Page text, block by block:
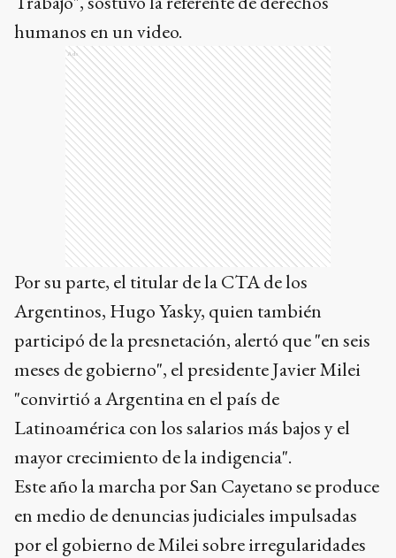
humanos en un video.
Ads
Por su parte, el titular de la CTA de los
Argentinos, Hugo Yasky, quien también
participó de la presnetación, alertó que "en seis
meses de gobierno", el presidente Javier Milei
"convirtió a Argentina en el país de
Latinoamérica con los salarios más bajos y el
mayor crecimiento de la indigencia".
Este año la marcha por San Cayetano se produce
en medio de denuncias judiciales impulsadas
por el gobierno de Milei sobre irregularidades